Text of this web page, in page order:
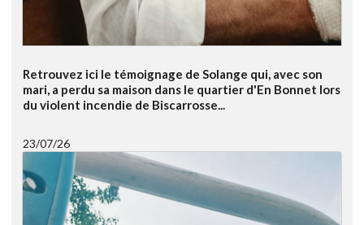
Retrouvez ici le témoignage de Solange qui, avec son
mari, a perdu sa maison dans le quartier d'En Bonnet lors
du violent incendie de Biscarrosse...
23/07/26